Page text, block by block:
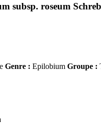
subsp. roseum
Genre : Epilobium Groupe :